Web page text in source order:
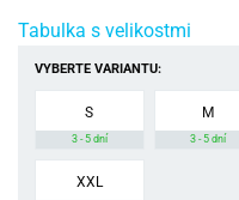
Tabulka s velikostmi
VYBERTE VARIANTU:
S
3 - 5 dní
M
3 - 5 dní
XXL